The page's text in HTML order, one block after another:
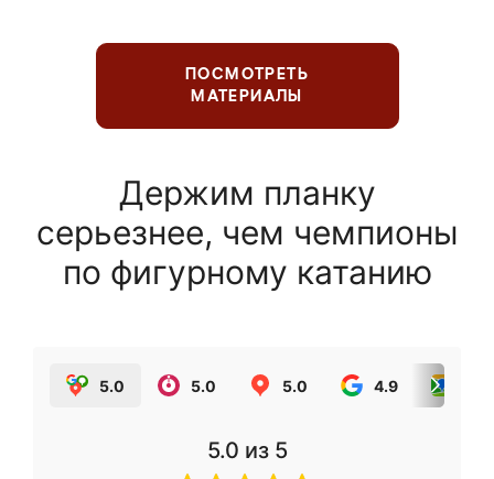
ПОСМОТРЕТЬ
МАТЕРИАЛЫ
Держим планку
серьезнее, чем чемпионы
по фигурному катанию
5.0 5.0 5.0 4.9
5.0 из 5